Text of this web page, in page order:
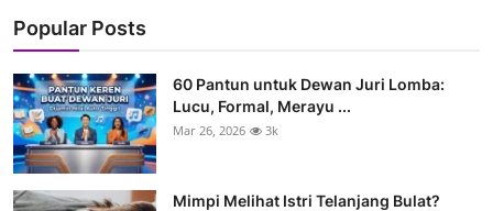
Popular Posts
60 Pantun untuk Dewan Juri Lomba:
Lucu, Formal, Merayu ...
Mar 26, 2026 3k
Mimpi Melihat Istri Telanjang Bulat?